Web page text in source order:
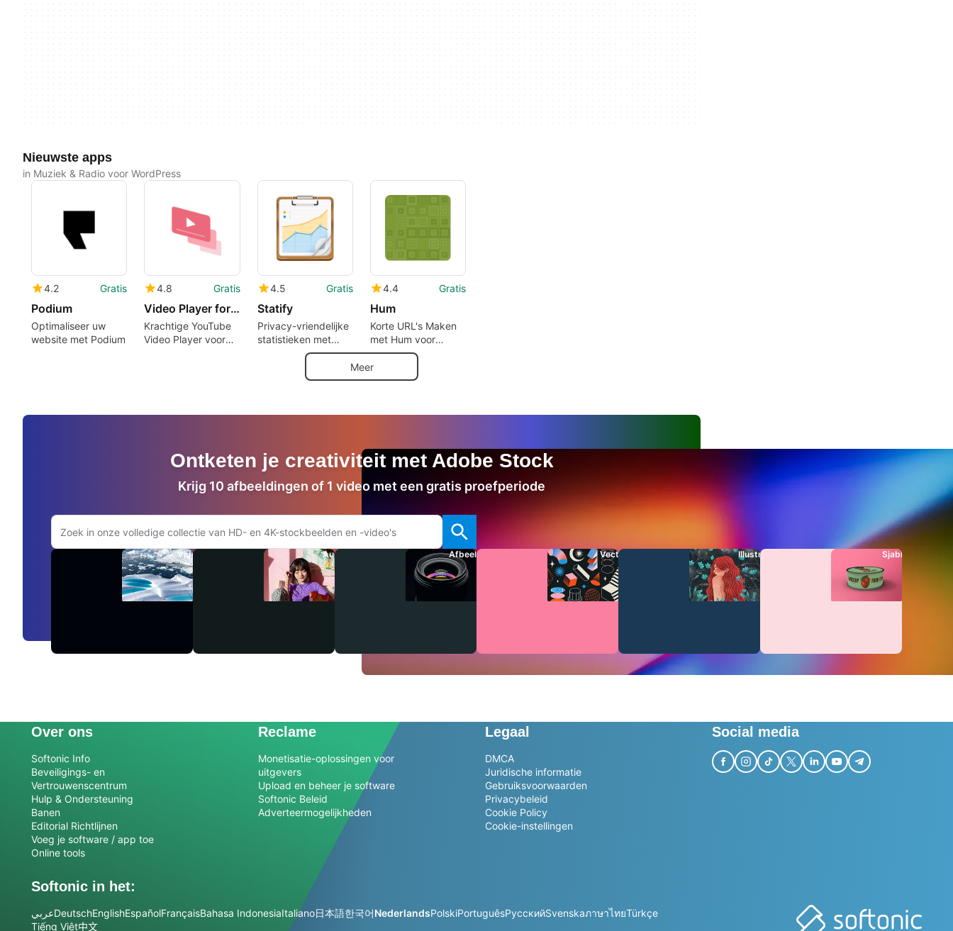
Nieuwste apps
in Muziek & Radio voor WordPress
4.2 Gratis
Podium
Optimaliseer uw
website met Podium
4.8 Gratis
Video Player for YouTube
Krachtige YouTube
Video Player voor
4.5 Gratis
Statify
Privacy-vriendelijke
statistieken met
4.4 Gratis
Hum
Korte URL's Maken
met Hum voor
WordPress
Meer
Ontketen je creativiteit met Adobe Stock
Krijg 10 afbeeldingen of 1 video met een gratis proefperiode
Zoeken op Adobe.com
Video's Audio Afbeeldingen Vectoren Illustraties Sjablonen
Over ons
Softonic Info
Beveiligings- en
Vertrouwenscentrum
Hulp & Ondersteuning
Banen
Editorial Richtlijnen
Voeg je software / app toe
Online tools
Reclame
Monetisatie-oplossingen voor
uitgevers
Upload en beheer je software
Softonic Beleid
Adverteermogelijkheden
Legaal
DMCA
Juridische informatie
Gebruiksvoorwaarden
Privacybeleid
Cookie Policy
Cookie-instellingen
Social media
Softonic in het:
عربيDeutschEnglishEspañolFrançaisBahasa IndonesiaItaliano日本語한국어NederlandsPolskiPortuguêsРусскийSvenskaภาษาไทยTürkçe
Tiếng Việt中文